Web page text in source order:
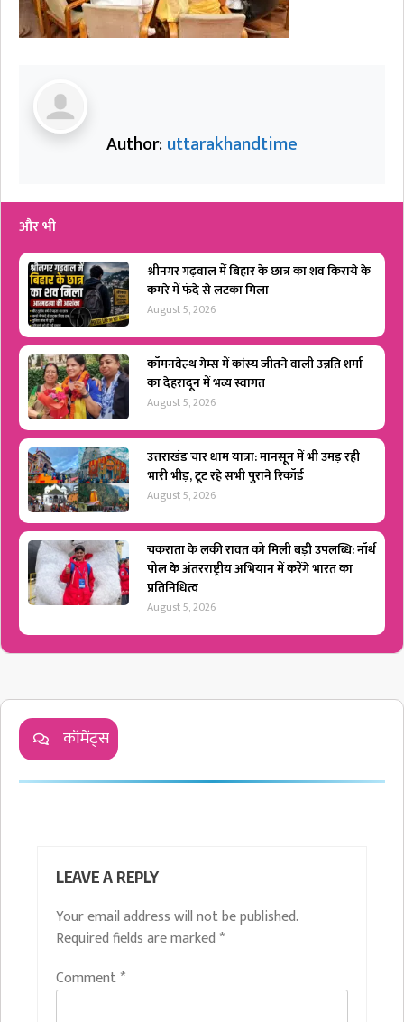
Author:uttarakhandtime
और भी
श्रीनगर गढ़वाल में बिहार के छात्र का शव किराये के
कमरे में फंदे से लटका मिला
August 5, 2026
कॉमनवेल्थ गेम्स में कांस्य जीतने वाली उन्नति शर्मा
का देहरादून में भव्य स्वागत
August 5, 2026
उत्तराखंड चार धाम यात्रा: मानसून में भी उमड़ रही
भारी भीड़, टूट रहे सभी पुराने रिकॉर्ड
August 5, 2026
चकराता के लकी रावत को मिली बड़ी उपलब्धि: नॉर्थ
पोल के अंतरराष्ट्रीय अभियान में करेंगे भारत का
प्रतिनिधित्व
August 5, 2026
कॉमेंट्स
LEAVE A REPLY
Your email address will not be published.
Required fields are marked *
Comment*